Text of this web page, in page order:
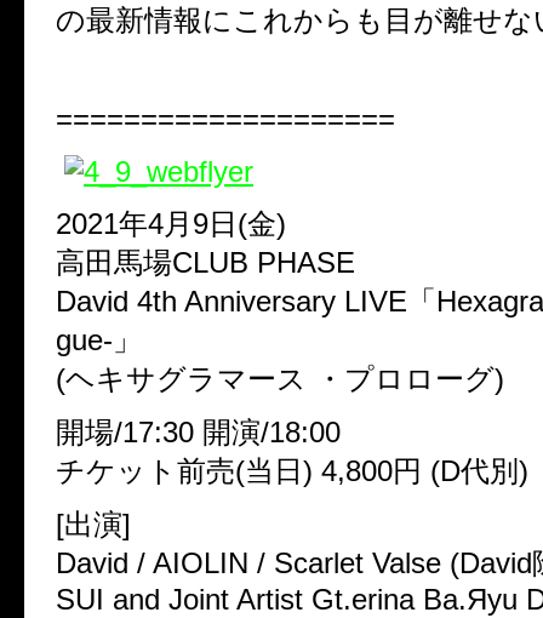
の最新情報にこれからも目が離せ
====================
2021年4月9日(金)
高田馬場CLUB PHASE
David 4th Anniversary LIVE「
gue-」
(ヘキサグラマース ・プロローグ)
開場/17:30 開演/18:00
チケット前売(当日) 4,800円 (D代別)
[出演]
David / AIOLIN / Scarlet Valse
SUI and Joint Artist Gt.erina Ba.Яyu